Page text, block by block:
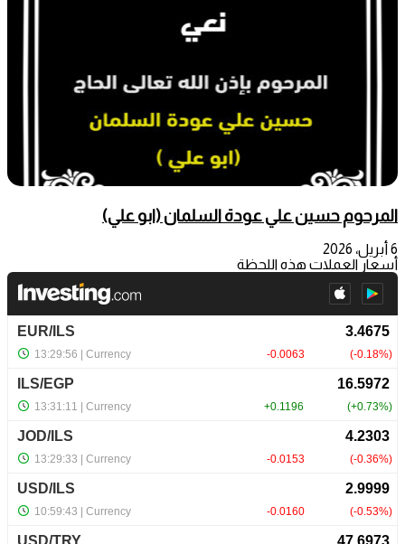
المرحوم حسين علي عودة السلمان (ابو علي)
6 أبريل، 2026
أسعار العملات هذه اللحظة